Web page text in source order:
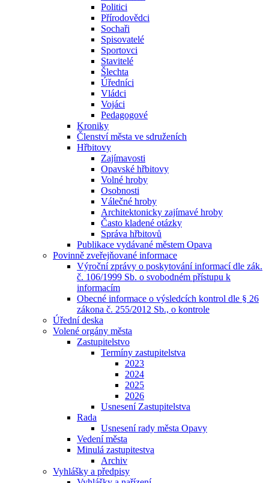
Politici
Přírodovědci
Sochaři
Spisovatelé
Sportovci
Stavitelé
Šlechta
Úředníci
Vládci
Vojáci
Pedagogové
Kroniky
Členství města ve sdruženích
Hřbitovy
Zajímavosti
Opavské hřbitovy
Volné hroby
Osobnosti
Válečné hroby
Architektonicky zajímavé hroby
Často kladené otázky
Správa hřbitovů
Publikace vydávané městem Opava
Povinně zveřejňované informace
Výroční zprávy o poskytování informací dle zák.
č. 106/1999 Sb. o svobodném přístupu k
informacím
Obecné informace o výsledcích kontrol dle § 26
zákona č. 255/2012 Sb., o kontrole
Úřední deska
Volené orgány města
Zastupitelstvo
Termíny zastupitelstva
2023
2024
2025
2026
Usnesení Zastupitelstva
Rada
Usnesení rady města Opavy
Vedení města
Minulá zastupitestva
Archiv
Vyhlášky a předpisy